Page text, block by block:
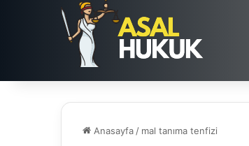
Anasayfa / mal tanıma tenfizi